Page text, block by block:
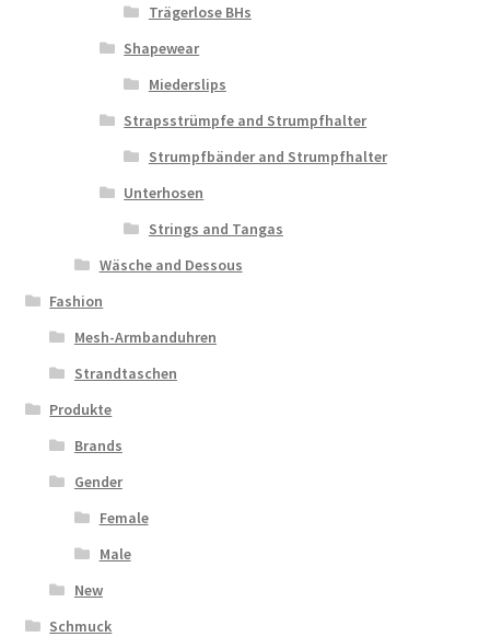
Trägerlose BHs
Shapewear
Miederslips
Strapsstrümpfe and Strumpfhalter
Strumpfbänder and Strumpfhalter
Unterhosen
Strings and Tangas
Wäsche and Dessous
Fashion
Mesh-Armbanduhren
Strandtaschen
Produkte
Brands
Gender
Female
Male
New
Schmuck